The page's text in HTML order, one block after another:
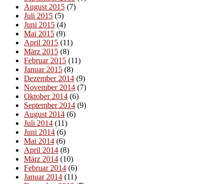
August 2015 (7)
Juli 2015 (5)
Juni 2015 (4)
Mai 2015 (9)
April 2015 (11)
März 2015 (8)
Februar 2015 (11)
Januar 2015 (8)
Dezember 2014 (9)
November 2014 (7)
Oktober 2014 (6)
September 2014 (9)
August 2014 (6)
Juli 2014 (11)
Juni 2014 (6)
Mai 2014 (6)
April 2014 (8)
März 2014 (10)
Februar 2014 (6)
Januar 2014 (11)